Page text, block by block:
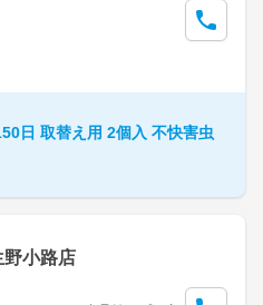
日 取替え用 2個入 不快害虫
野小路店